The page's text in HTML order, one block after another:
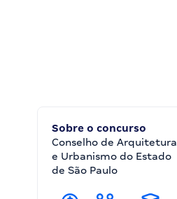
Sobre o concurso
Conselho de Arquitetura
e Urbanismo do Estado
de São Paulo